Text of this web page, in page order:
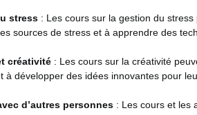
stress : Les cours sur la gestion du
sources de stress et à apprendre des
créativité : Les cours sur la créativité
à développer des idées innovantes pour
d’autres personnes : Les cours et les